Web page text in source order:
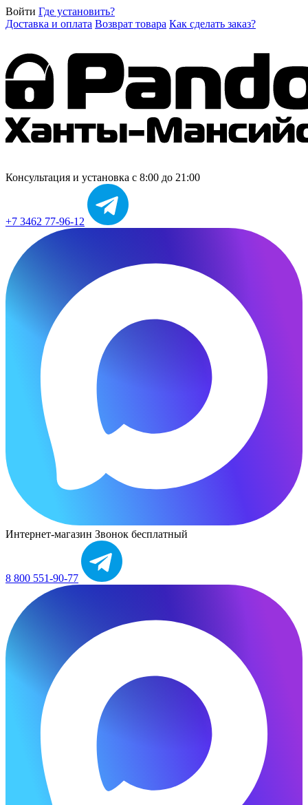
Войти Где установить?
Доставка и оплата Возврат товара Как сделать заказ?
Консультация и установка с 8:00 до 21:00
+7 3462 77-96-12
Интернет-магазин Звонок бесплатный
8 800 551-90-77